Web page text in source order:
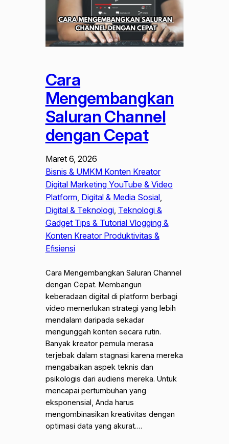
Cara
Mengembangkan
Saluran Channel
dengan Cepat
Maret 6, 2026
Bisnis & UMKM Konten Kreator
Digital Marketing YouTube & Video
Platform, Digital & Media Sosial
Digital & Teknologi, Teknologi &
Gadget Tips & Tutorial Vlogging &
Konten Kreator Produktivitas &
Efisiensi
Cara Mengembangkan Saluran Channel
dengan Cepat. Membangun
keberadaan digital di platform berbagi
video memerlukan strategi yang lebih
mendalam daripada sekadar
mengunggah konten secara rutin.
Banyak kreator pemula merasa
terjebak dalam stagnasi karena mereka
mengabaikan aspek teknis dan
psikologis dari audiens mereka. Untuk
mencapai pertumbuhan yang
eksponensial, Anda harus
mengombinasikan kreativitas dengan
optimasi data yang akurat.…